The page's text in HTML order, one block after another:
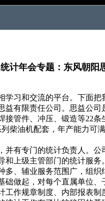
统计年会专题：东风朝阳
习和交流的平台。下面
益有限责任公司。思益公
接管件、冲压、锻造等22
柴油机配套，年产能力
并有专门的统计负责人。
和上级主管部门的统计服
多、辅业服务范围广，组
做起，对每个直属单位
工作规章制度、内部报表